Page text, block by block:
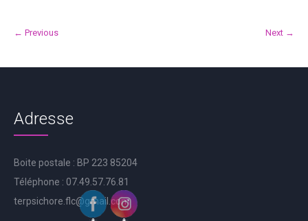
← Previous Next →
Adresse
Boite postale : BP 223 85204
Téléphone : 07.49.57.76.81
terpsichore.flc@gmail.com
799 782